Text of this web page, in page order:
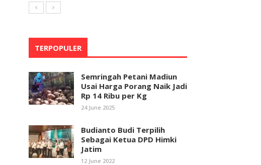
TERPOPULER
Semringah Petani Madiun
Usai Harga Porang Naik Jadi
Rp 14 Ribu per Kg
24 June 2025
Budianto Budi Terpilih
Sebagai Ketua DPD Himki
Jatim
12 June 2022